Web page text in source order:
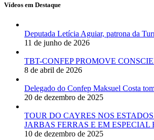
Vídeos em Destaque
Deputada Letícia Aguiar, patrona da
11 de junho de 2026
TBT-CONFEP PROMOVE
8 de abril de 2026
Delegado do Confep Maksuel Costa
20 de dezembro de 2025
TOUR DO CAYRES NOS
JARBAS FERRAS E EM
10 de dezembro de 2025